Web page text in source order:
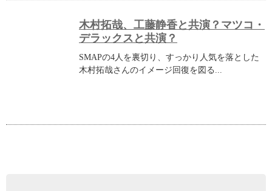
木村拓哉、工藤静香と共演？マツコ・
デラックスと共演？
SMAPの4人を裏切り、すっかり人気を落とした
木村拓哉さんのイメージ回復を図る...